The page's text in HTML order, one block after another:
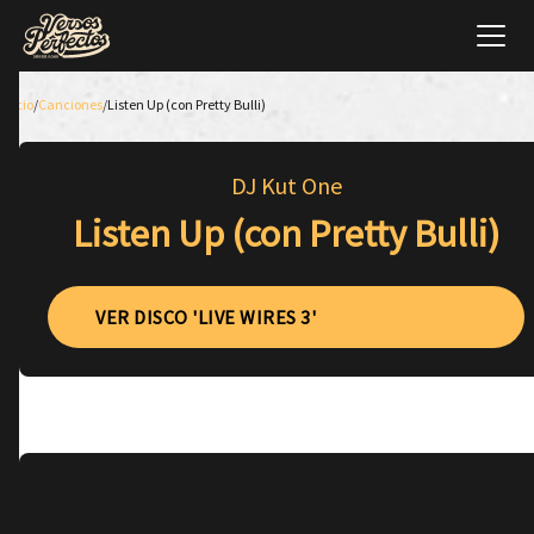
Inicio/Canciones/Listen Up (con Pretty Bulli)
DJ Kut One
Listen Up (con Pretty Bulli)
VER DISCO 'LIVE WIRES 3'